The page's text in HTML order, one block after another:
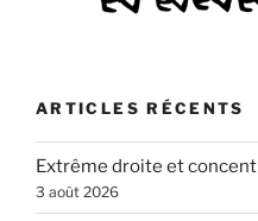
ARTICLES RÉCENTS
Extrême droite et
3 août 2026